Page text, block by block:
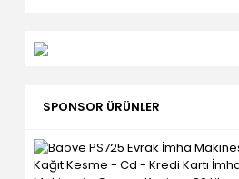
SPONSOR ÜRÜNLER